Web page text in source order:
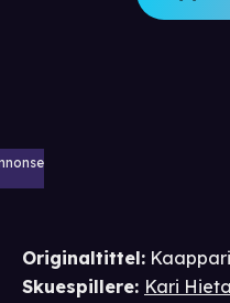
Originaltittel: Kaappari
Skuespillere: Kari